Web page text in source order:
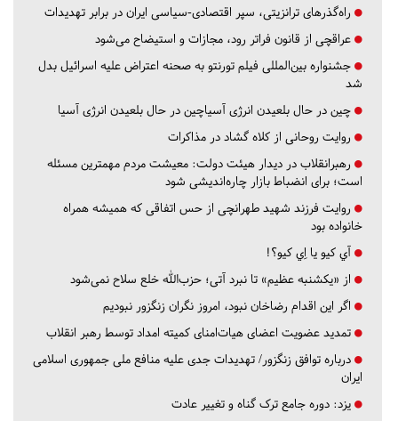
راه‌گذرهای ترانزیتی، سپر اقتصادی-سیاسی ایران در برابر تهدیدات
عراقچی از قانون فراتر رود، مجازات و استیضاح می‌شود
جشنواره بین‌المللی فیلم تورنتو به صحنه اعتراض علیه اسرائیل بدل
شد
چین در حال بلعیدن انرژی آسیاچین در حال بلعیدن انرژی آسیا
روایت روحانی از کلاه گشاد در مذاکرات
رهبرانقلاب در دیدار هیئت دولت: معیشت مردم مهمترین مسئله
است؛ برای انضباط بازار چاره‌اندیشی شود
روایت فرزند شهید طهرانچی از حس اتفاقی که همیشه همراه
خانواده بود
آي كيو يا اِي كيو؟!
از «یکشنبه عظیم» تا نبرد آتی؛ حزب‌الله خلع سلاح نمی‌شود
اگر این اقدام رضاخان نبود، امروز نگران زنگزور نبودیم
تمدید عضویت اعضای هیات‌امنای کمیته امداد توسط رهبر انقلاب
درباره توافق زنگزور/ تهدیدات جدی علیه منافع ملی جمهوری اسلامی
ایران
یزد: دوره جامع ترک گناه و تغییر عادت